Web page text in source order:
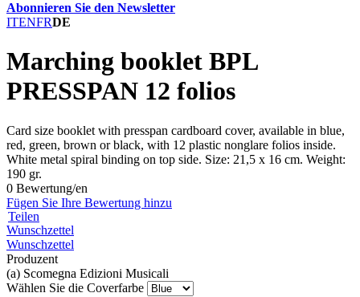
Abonnieren Sie den Newsletter
ITENFRDE
Marching booklet BPL
PRESSPAN 12 folios
Card size booklet with presspan cardboard cover, available in blue,
red, green, brown or black, with 12 plastic nonglare folios inside.
White metal spiral binding on top side. Size: 21,5 x 16 cm. Weight:
190 gr.
0 Bewertung/en
Fügen Sie Ihre Bewertung hinzu
Teilen
Wunschzettel
Wunschzettel
Produzent
(a) Scomegna Edizioni Musicali
Wählen Sie die Coverfarbe